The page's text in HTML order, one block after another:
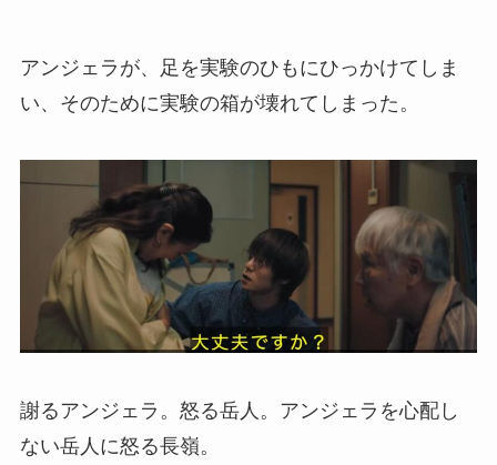
アンジェラが、足を実験のひもにひっかけてしま
い、そのために実験の箱が壊れてしまった。
謝るアンジェラ。怒る岳人。アンジェラを心配し
ない岳人に怒る長嶺。